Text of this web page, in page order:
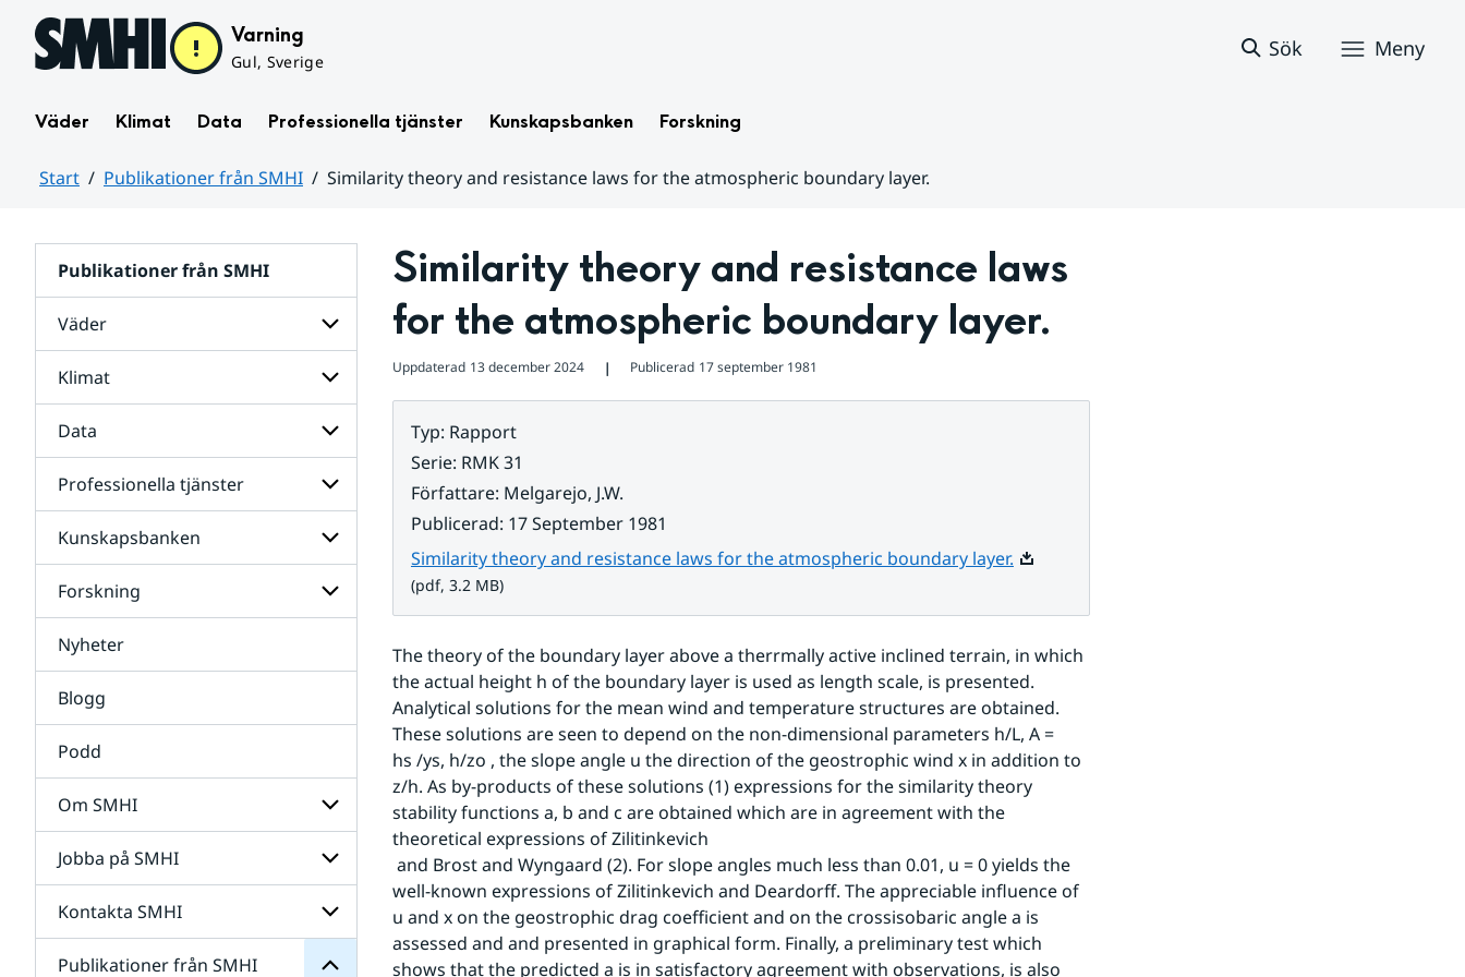
Hoppa till sidans innehåll Varning
Gul, Sverige
Sök Meny
Väder Klimat Data Professionella tjänster Kunskapsbanken Forskning
Start Publikationer från SMHI
Similarity theory and resistance laws for the atmospheric boundary layer.
Publikationer från SMHI
Väder
Undersidor
för
Väder
Klimat
Undersidor
för
Klimat
Data
Undersidor
för
Data
Professionella tjänster
Undersidor
för
Professionella
tjänster
Kunskapsbanken
Undersidor
för
Forskning
Undersidor
för
Forskning
Nyheter
Blogg
Podd
Om SMHI
Undersidor
för
Om
SMHI
Jobba på SMHI
Undersidor
för
Jobba
Kontakta SMHI
Undersidor
Publikationer från SMHI
Undersidor
för
Publikationer
från
SMHI
Similarity theory and resistance laws
for the atmospheric boundary layer.
Uppdaterad 13 december 2024 ❘ Publicerad 17 september 1981
Typ: Rapport
Serie: RMK 31
Författare: Melgarejo, J.W.
Publicerad: 17 September 1981
Similarity theory and resistance laws for the atmospheric boundary layer.Pdf, 3.2 MB.
(pdf, 3.2 MB)
The theory of the boundary layer above a therrmally active inclined terrain, in which
the actual height h of the boundary layer is used as length scale, is presented.
Analytical solutions for the mean wind and temperature structures are obtained.
These solutions are seen to depend on the non-dimensional parameters h/L, A =
hs /ys, h/zo , the slope angle u the direction of the geostrophic wind x in addition to
z/h. As by-products of these solutions (1) expressions for the similarity theory
stability functions a, b and c are obtained which are in agreement with the
theoretical expressions of Zilitinkevich
well-known expressions of Zilitinkevich and Deardorff. The appreciable influence of
u and x on the geostrophic drag coefficient and on the crossisobaric angle a is
assessed and and presented in graphical form. Finally, a preliminary test which
shows that the predicted a is in satisfactory agreement with observations, is also